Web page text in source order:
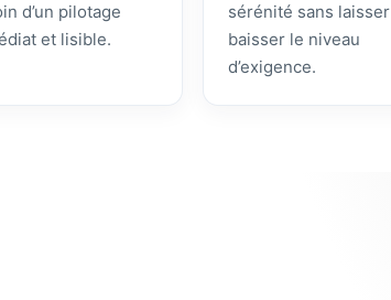
d’un pilotage
et lisible.
sérénité sans laisser
baisser le niveau
d’exigence.